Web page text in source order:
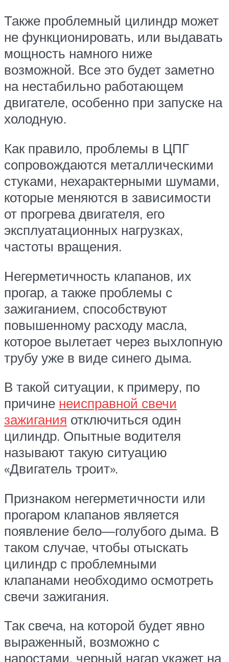
Также проблемный цилиндр может
не функционировать, или выдавать
мощность намного ниже
возможной. Все это будет заметно
на нестабильно работающем
двигателе, особенно при запуске на
холодную.
Как правило, проблемы в ЦПГ
сопровождаются металлическими
стуками, нехарактерными шумами,
которые меняются в зависимости
от прогрева двигателя, его
эксплуатационных нагрузках,
частоты вращения.
Негерметичность клапанов, их
прогар, а также проблемы с
зажиганием, способствуют
повышенному расходу масла,
которое вылетает через выхлопную
трубу уже в виде синего дыма.
В такой ситуации, к примеру, по
причине неисправной свечи
зажигания отключиться один
цилиндр. Опытные водителя
называют такую ситуацию
«Двигатель троит».
Признаком негерметичности или
прогаром клапанов является
появление бело—голубого дыма. В
таком случае, чтобы отыскать
цилиндр с проблемными
клапанами необходимо осмотреть
свечи зажигания.
Так свеча, на которой будет явно
выраженный, возможно с
наростами, черный нагар укажет на